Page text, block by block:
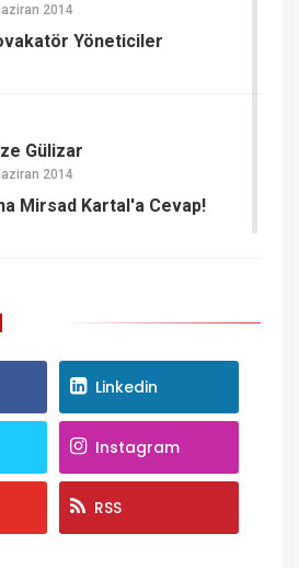
2014
Yöneticiler
Gülizar
2014
Mirsad Kartal'a Cevap!
Linkedin
Instagram
RSS